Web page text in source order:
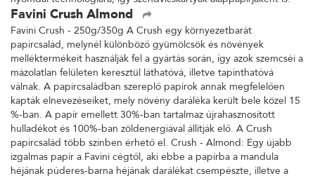
Favini Crush Almond
Favini Crush - 250g/350g A Crush egy környezetbarát
papírcsalád, melynél különböző gyümölcsök és növények
melléktermékeit használják fel a gyártás során, így azok szemcséi a
mázolatlan felületen keresztül láthatóvá, illetve tapinthatóvá
válnak. A papírcsaládban szereplő papírok annak megfelelően
kapták elnevezéseiket, mely növény daráléka került bele közel 15
%-ban. A papír emellett 30%-ban tartalmaz újrahasznosított
hulladékot és 100%-ban zöldenergiával állítják elő. A Crush
papírcsalád több színben érhető el. Crush - Almond: Egy újabb
izgalmas papír a Favini cégtől, aki ebbe a papírba a mandula
héjának púderes-barna héjának darálékat csempészte, illetve a